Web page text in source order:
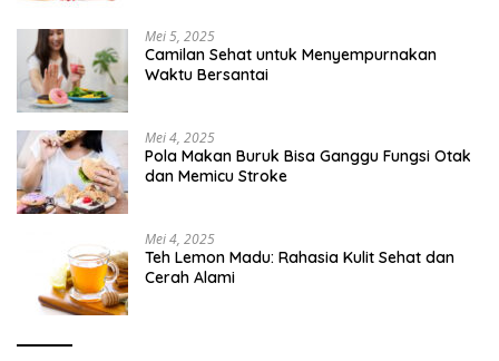
Mei 5, 2025
Camilan Sehat untuk Menyempurnakan
Waktu Bersantai
Mei 4, 2025
Pola Makan Buruk Bisa Ganggu Fungsi Otak
dan Memicu Stroke
Mei 4, 2025
Teh Lemon Madu: Rahasia Kulit Sehat dan
Cerah Alami